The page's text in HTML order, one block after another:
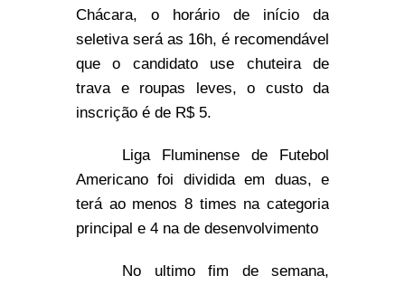
Chácara, o horário de início da
seletiva será as 16h, é recomendável
que o candidato use chuteira de
trava e roupas leves, o custo da
inscrição é de R$ 5.
Liga Fluminense de Futebol
Americano foi dividida em duas, e
terá ao menos 8 times na categoria
principal e 4 na de desenvolvimento
No ultimo fim de semana,